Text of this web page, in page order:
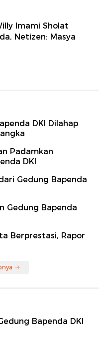
Imami Sholat
Netizen: Masya
DKI Dilahap
Padamkan
DKI
Gedung Bapenda
Gedung Bapenda
Berprestasi, Rapor
Bapenda DKI